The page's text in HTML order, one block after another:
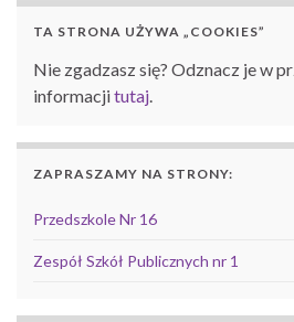
TA STRONA UŻYWA „COOKIES”
Nie zgadzasz się? Odznacz je w
informacjitutaj.
ZAPRASZAMY NA STRONY:
Przedszkole Nr 16
Zespół Szkół Publicznych nr 1